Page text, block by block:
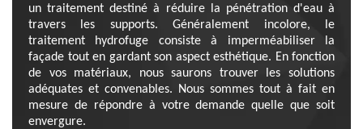
un traitement destiné à réduire la pénétration d'eau à
travers les supports. Généralement incolore, le
traitement hydrofuge consiste à imperméabiliser la
façade tout en gardant son aspect esthétique. En fonction
de vos matériaux, nous saurons trouver les solutions
adéquates et convenables. Nous sommes tout à fait en
mesure de répondre à votre demande quelle que soit
envergure.